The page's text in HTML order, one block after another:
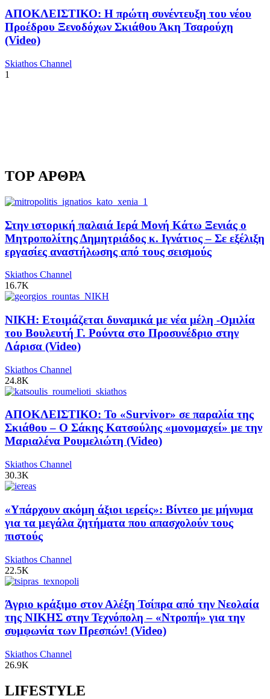
ΑΠΟΚΛΕΙΣΤΙΚΟ: Η πρώτη συνέντευξη του νέου
Προέδρου Ξενοδόχων Σκιάθου Άκη Τσαρούχη
(Video)
Skiathos Channel
1
TOP ΑΡΘΡΑ
Στην ιστορική παλαιά Ιερά Μονή Κάτω Ξενιάς ο
Μητροπολίτης Δημητριάδος κ. Ιγνάτιος – Σε εξέλιξη
εργασίες αναστήλωσης από τους σεισμούς
Skiathos Channel
16.7K
ΝΙΚΗ: Ετοιμάζεται δυναμικά με νέα μέλη -Ομιλία
του Βουλευτή Γ. Ρούντα στο Προσυνέδριο στην
Λάρισα (Video)
Skiathos Channel
24.8K
ΑΠΟΚΛΕΙΣΤΙΚΟ: Το «Survivor» σε παραλία της
Σκιάθου – Ο Σάκης Κατσούλης «μονομαχεί» με την
Μαριαλένα Ρουμελιώτη (Video)
Skiathos Channel
30.3K
«Υπάρχουν ακόμη άξιοι ιερείς»: Βίντεο με μήνυμα
για τα μεγάλα ζητήματα που απασχολούν τους
πιστούς
Skiathos Channel
22.5K
Άγριο κράξιμο στον Αλέξη Τσίπρα από την Νεολαία
της ΝΙΚΗΣ στην Τεχνόπολη – «Ντροπή» για την
συμφωνία των Πρεσπών! (Video)
Skiathos Channel
26.9K
LIFESTYLE